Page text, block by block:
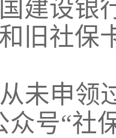
建设银
旧社保
从未申领
众号“社